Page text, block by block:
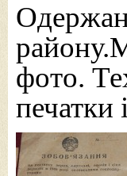
фото.
печатки